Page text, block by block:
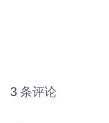
3 条评论